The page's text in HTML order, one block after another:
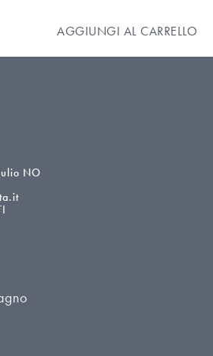
AGGIUNGI AL CARRELLO
NO